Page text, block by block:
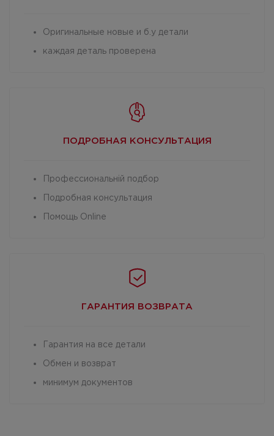
Оригинальные новые и б.у детали
каждая деталь проверена
ПОДРОБНАЯ КОНСУЛЬТАЦИЯ
Профессиональній подбор
Подробная консультация
Помощь Online
ГАРАНТИЯ ВОЗВРАТА
Гарантия на все детали
Обмен и возврат
минимум документов